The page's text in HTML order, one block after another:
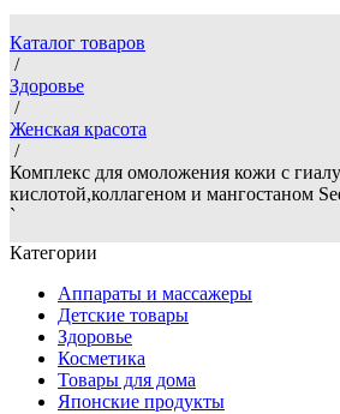
Каталог товаров
/
Здоровье
/
Женская красота
/
Комплекс для омоложения кожи с
кислотой,коллагеном и мангостаном
`
Категории
Аппараты и массажеры
Детские товары
Здоровье
Косметика
Товары для дома
Японские продукты